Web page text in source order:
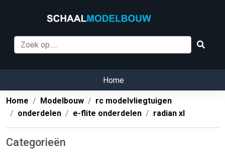
Home
Home Modelbouw
rc modelvliegtuigen
onderdelen
e-flite onderdelen radian xl
Categorieën